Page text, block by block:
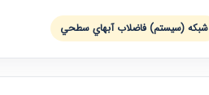
شبكه (سيستم) فاضلاب آبهاي سطحي